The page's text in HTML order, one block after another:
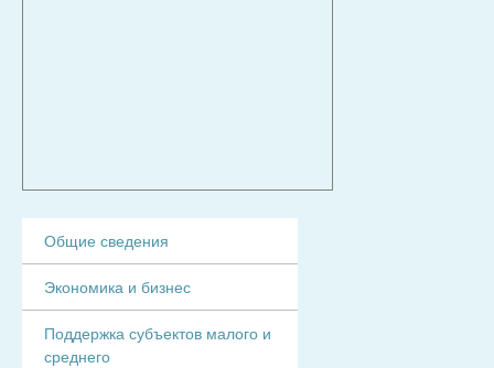
Общие сведения
Экономика и бизнес
Поддержка субъектов малого и
среднего